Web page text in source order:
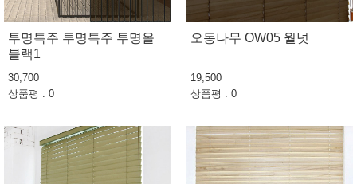
투명특주 투명특주 투명올
블랙1
30,700
상품평 : 0
오동나무 OW05 월넛
19,500
상품평 : 0